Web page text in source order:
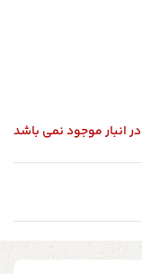
در انبار موجود نمی باشد